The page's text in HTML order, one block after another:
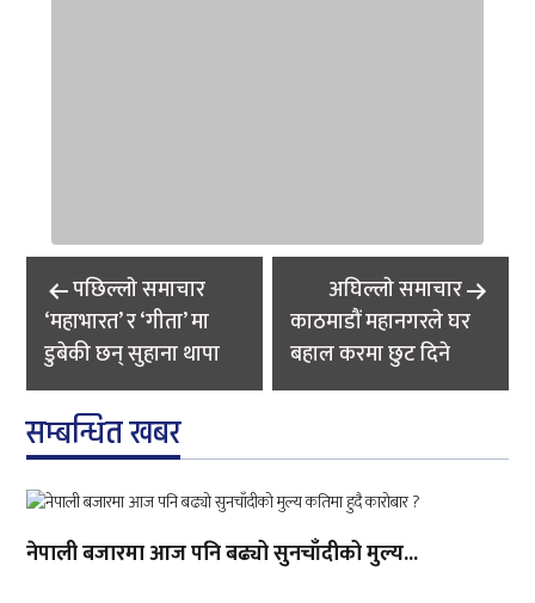
Post
navigation
पछिल्लाे समाचार
‘महाभारत’ र ‘गीता’ मा
डुबेकी छन् सुहाना थापा
अघिल्लाे समाचार
काठमाडौं महानगरले घर
बहाल करमा छुट दिने
सम्बन्धित खबर
नेपाली बजारमा आज पनि बढ्यो सुनचाँदीको मुल्य...